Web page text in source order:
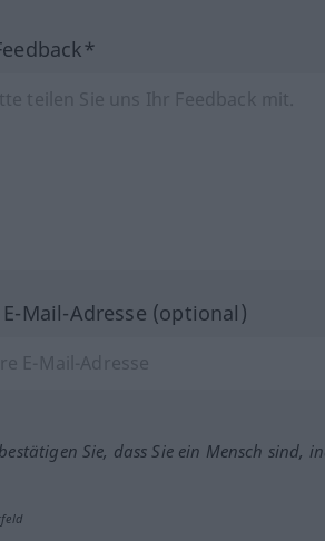
Mail-Adresse (optional)
Sie, dass Sie ein Mensch sind,